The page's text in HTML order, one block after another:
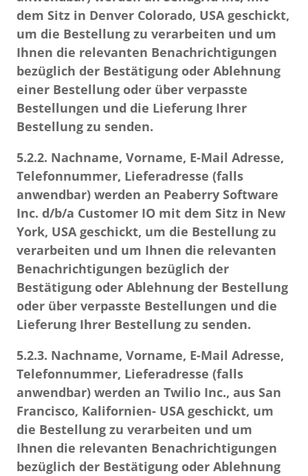
dem Sitz in Denver Colorado, USA geschickt,
um die Bestellung zu verarbeiten und um
Ihnen die relevanten Benachrichtigungen
bezüglich der Bestätigung oder Ablehnung
einer Bestellung oder über verpasste
Bestellungen und die Lieferung Ihrer
Bestellung zu senden.
5.2.2. Nachname, Vorname, E-Mail Adresse,
Telefonnummer, Lieferadresse (falls
anwendbar) werden an Peaberry Software
Inc. d/b/a Customer IO mit dem Sitz in New
York, USA geschickt, um die Bestellung zu
verarbeiten und um Ihnen die relevanten
Benachrichtigungen bezüglich der
Bestätigung oder Ablehnung der Bestellung
oder über verpasste Bestellungen und die
Lieferung Ihrer Bestellung zu senden.
5.2.3. Nachname, Vorname, E-Mail Adresse,
Telefonnummer, Lieferadresse (falls
anwendbar) werden an Twilio Inc., aus San
Francisco, Kalifornien- USA geschickt, um
die Bestellung zu verarbeiten und um
Ihnen die relevanten Benachrichtigungen
bezüglich der Bestätigung oder Ablehnung